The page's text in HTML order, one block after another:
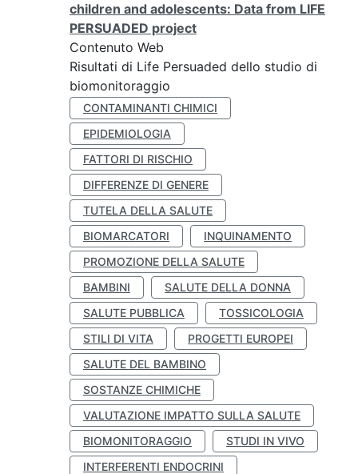
children and adolescents: Data from LIFE
PERSUADED project
Contenuto Web
Risultati di Life Persuaded dello studio di
biomonitoraggio
CONTAMINANTI CHIMICI
EPIDEMIOLOGIA
FATTORI DI RISCHIO
DIFFERENZE DI GENERE
TUTELA DELLA SALUTE
BIOMARCATORI
INQUINAMENTO
PROMOZIONE DELLA SALUTE
BAMBINI
SALUTE DELLA DONNA
SALUTE PUBBLICA
TOSSICOLOGIA
STILI DI VITA
PROGETTI EUROPEI
SALUTE DEL BAMBINO
SOSTANZE CHIMICHE
VALUTAZIONE IMPATTO SULLA SALUTE
BIOMONITORAGGIO
STUDI IN VIVO
INTERFERENTI ENDOCRINI